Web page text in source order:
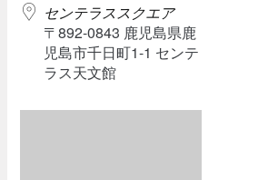
センテラススクエア
〒892-0843 鹿児島県鹿
児島市千日町1-1 センテ
ラス天文館